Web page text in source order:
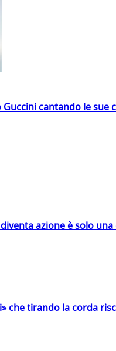
cantando le sue
azione è solo
che tirando la corda